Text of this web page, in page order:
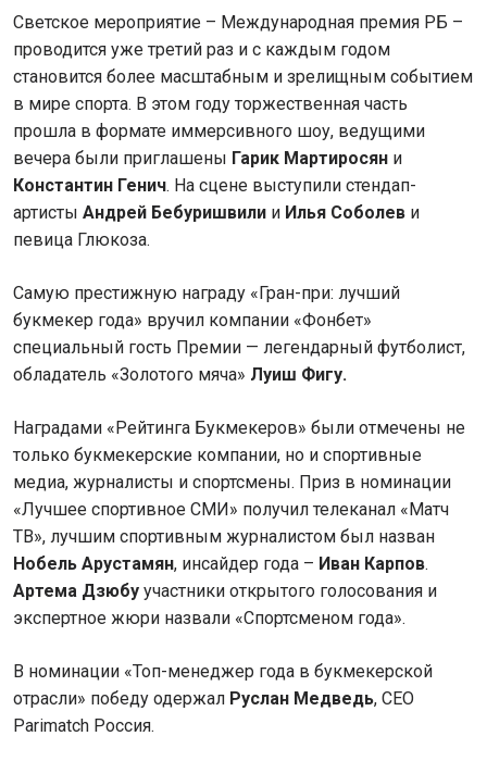
Светское мероприятие – Международная премия РБ –
проводится уже третий раз и с каждым годом
становится более масштабным и зрелищным событием
в мире спорта. В этом году торжественная часть
прошла в формате иммерсивного шоу, ведущими
вечера были приглашены Гарик Мартиросян и
Константин Генич. На сцене выступили стендап-
артисты Андрей Бебуришвили и Илья Соболев и
певица Глюкоза.
Самую престижную награду «Гран-при: лучший
букмекер года» вручил компании «Фонбет»
специальный гость Премии — легендарный футболист,
обладатель «Золотого мяча» Луиш Фигу.
Наградами «Рейтинга Букмекеров» были отмечены не
только букмекерские компании, но и спортивные
медиа, журналисты и спортсмены. Приз в номинации
«Лучшее спортивное СМИ» получил телеканал «Матч
ТВ», лучшим спортивным журналистом был назван
Нобель Арустамян, инсайдер года – Иван Карпов.
Артема Дзюбу участники открытого голосования и
экспертное жюри назвали «Спортсменом года».
В номинации «Топ-менеджер года в букмекерской
отрасли» победу одержал Руслан Медведь, CEO
Parimatch Россия.